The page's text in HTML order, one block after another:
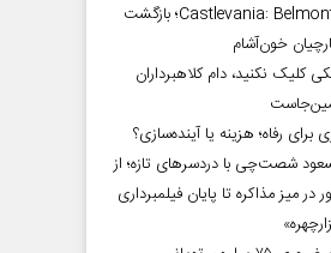
Castlevania: Belmont’s Curse؛ بازگشت
خون‌آشام
کلیک نکنید، دام کلاهبرداران
برای رفاه؛ هزینه یا آینده‌سازی؟
شصت‌چی با دردسر‌های تازه؛ از
میز مذاکره تا پایان فیلمبرداری